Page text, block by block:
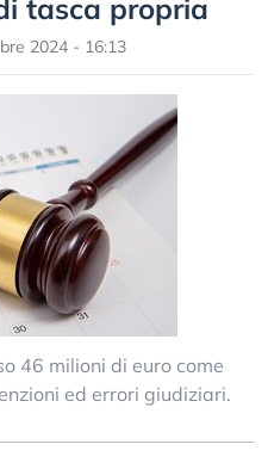
tasca propria
2024 - 16:13
46 milioni di euro come
ed errori giudiziari.